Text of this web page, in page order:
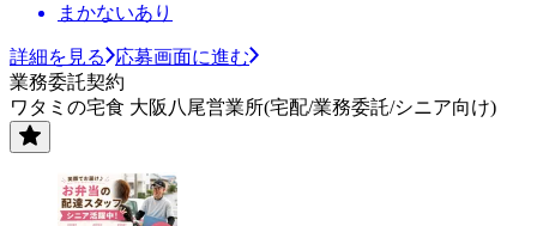
まかないあり
詳細を見る
応募画面に進む
業務委託契約
ワタミの宅食 大阪八尾営業所(宅配/業務委託/シニア向け)